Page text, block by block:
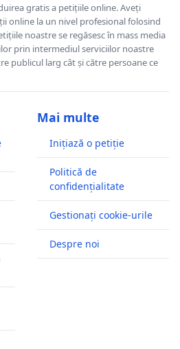
gratis a petițiile online. Aveți
online la un nivel profesional folosind
noastre se regăsesc în mass media
prin intermediul serviciilor noastre
publicul larg cât și către persoane ce
Mai multe
Inițiază o petiție
Politică de
confidențialitate
Gestionați cookie-urile
Despre noi